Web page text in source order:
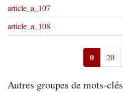
article_a_107
article_a_108
0 20
Autres groupes de mots-clés